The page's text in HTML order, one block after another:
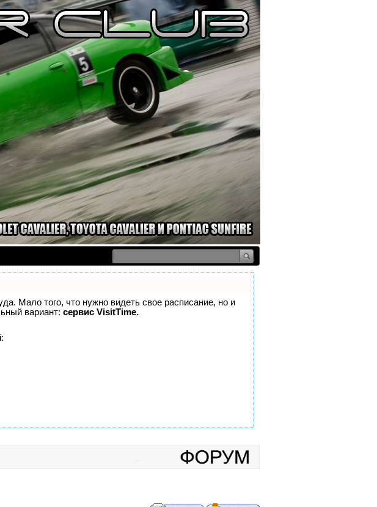
Мало того, что нужно видеть свое расписание, но и
вариант: сервис VisitTime.